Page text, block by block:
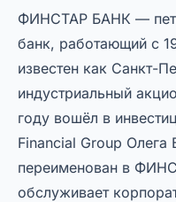
ФИНСТАР БАНК —
банк, работающий с
известен как Санкт-
индустриальный
году вошёл в
Financial Group
переименован в
обслуживает